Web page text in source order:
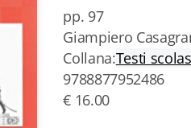
pp. 97
Giampiero
Collana:Testi
9788877952486
€ 16.00